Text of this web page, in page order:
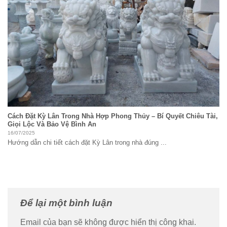
Cách Đặt Kỳ Lân Trong Nhà Hợp Phong Thủy – Bí Quyết Chiêu Tài,
Giọi Lộc Và Bảo Vệ Bình An
16/07/2025
Hướng dẫn chi tiết cách đặt Kỳ Lân trong nhà đúng ...
Để lại một bình luận
Email của bạn sẽ không được hiển thị công khai.